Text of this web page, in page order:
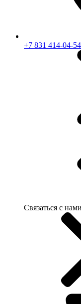
+7 831 414-04-54
Связаться с нами